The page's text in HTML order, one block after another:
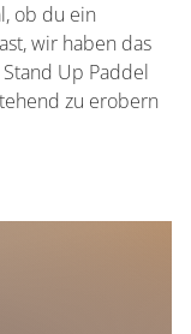
ob du ein
wir haben das
Up Paddel
zu erobern